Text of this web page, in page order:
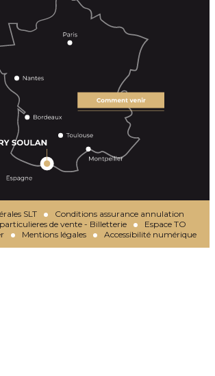
SLT
Conditions assurance annulation
de vente - Billetterie
Espace TO
Mentions légales Accessibilité numérique